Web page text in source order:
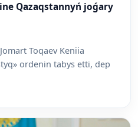
Qazaqstannyń joǵary
Toqaev Keniia
ordenin tabys etti, dep